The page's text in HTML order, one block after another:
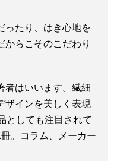
たり、はき心地を
からこそのこだわり
はいいます。繊細
ザインを美しく表現
としても注目されて
。コラム、メーカー